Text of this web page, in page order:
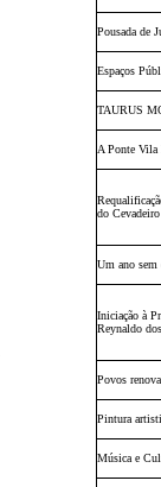
Pousada de
Espaços
TAURUS
A Ponte Vila
do Cevadeiro
Um ano sem
Iniciação à
Reynaldo
Povos renova
Pintura
Música e